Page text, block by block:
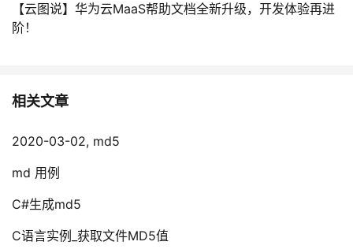
【云图说】华为云MaaS帮助文档全新升级，开发体验再进
阶！
相关文章
2020-03-02, md5
md 用例
C#生成md5
C语言实例_获取文件MD5值